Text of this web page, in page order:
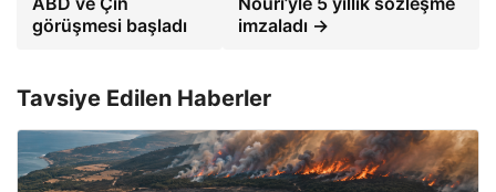
görüşmesi başladı
imzaladı →
Tavsiye Edilen Haberler